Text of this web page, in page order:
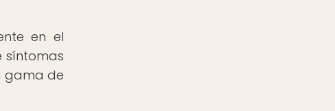
en el
síntomas
gama de